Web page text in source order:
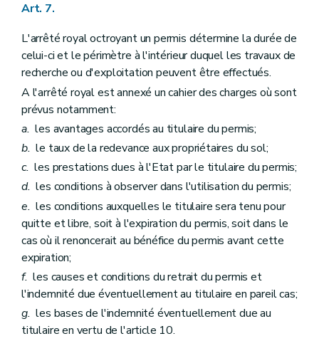
Art. 7.
L'arrêté royal octroyant un permis détermine la durée de
celui-ci et le périmètre à l'intérieur duquel les travaux de
recherche ou d'exploitation peuvent être effectués.
A l'arrêté royal est annexé un cahier des charges où sont
prévus notamment:
a. les avantages accordés au titulaire du permis;
b. le taux de la redevance aux propriétaires du sol;
c. les prestations dues à l'Etat par le titulaire du permis;
d. les conditions à observer dans l'utilisation du permis;
e. les conditions auxquelles le titulaire sera tenu pour
quitte et libre, soit à l'expiration du permis, soit dans le
cas où il renoncerait au bénéfice du permis avant cette
expiration;
f. les causes et conditions du retrait du permis et
l'indemnité due éventuellement au titulaire en pareil cas;
g. les bases de l'indemnité éventuellement due au
titulaire en vertu de l'article 10.